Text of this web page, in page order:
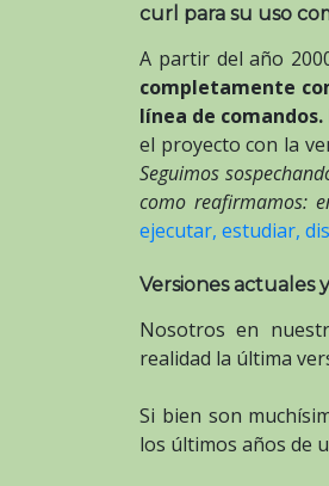
curl para su uso
A partir del año
completamente
línea de comandos.
el proyecto con la
Seguimos
como reafirmamos:
ejecutar, estudiar,
Versiones actuales
Nosotros en
realidad la última
Si bien son
los últimos años de